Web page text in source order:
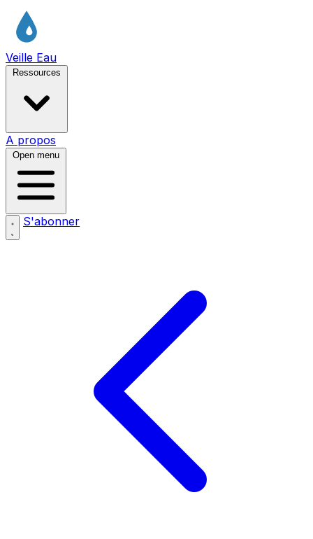
Veille Eau
Ressources
A propos
Open menu
S'abonner